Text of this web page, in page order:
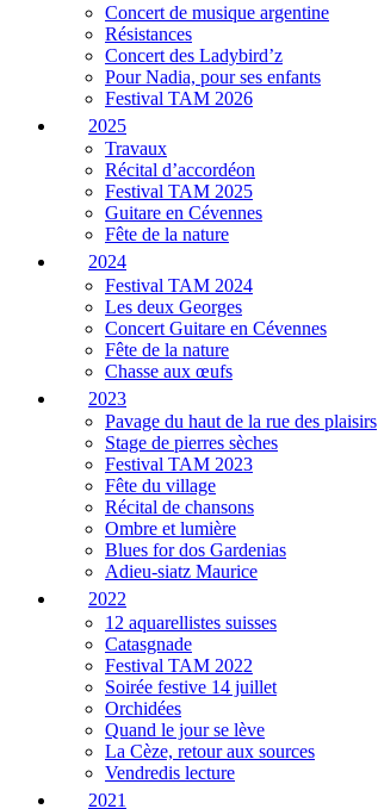
Concert de musique argentine
Résistances
Concert des Ladybird’z
Pour Nadia, pour ses enfants
Festival TAM 2026
2025
Travaux
Récital d’accordéon
Festival TAM 2025
Guitare en Cévennes
Fête de la nature
2024
Festival TAM 2024
Les deux Georges
Concert Guitare en Cévennes
Fête de la nature
Chasse aux œufs
2023
Pavage du haut de la rue des plaisirs
Stage de pierres sèches
Festival TAM 2023
Fête du village
Récital de chansons
Ombre et lumière
Blues for dos Gardenias
Adieu-siatz Maurice
2022
12 aquarellistes suisses
Catasgnade
Festival TAM 2022
Soirée festive 14 juillet
Orchidées
Quand le jour se lève
La Cèze, retour aux sources
Vendredis lecture
2021